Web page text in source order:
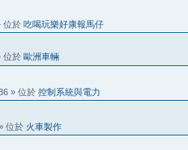
位於 吃喝玩樂好康報馬仔
位於 歐洲車輛
» 位於 控制系統與電力
位於 火車製作